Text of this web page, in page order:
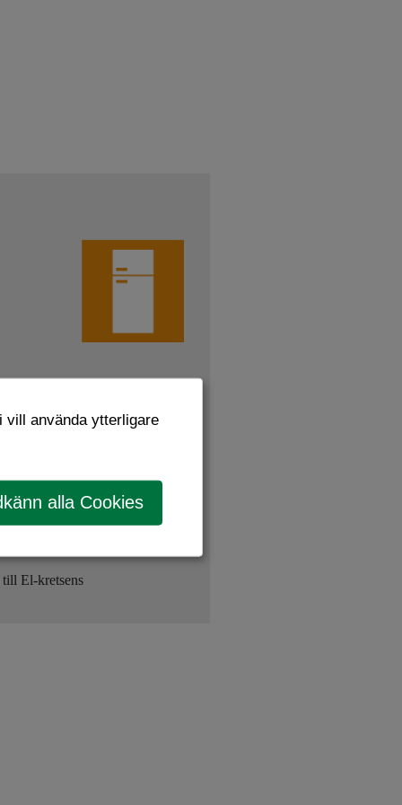
produkterna också
El-kretsens
vill använda ytterligare
alla Cookies